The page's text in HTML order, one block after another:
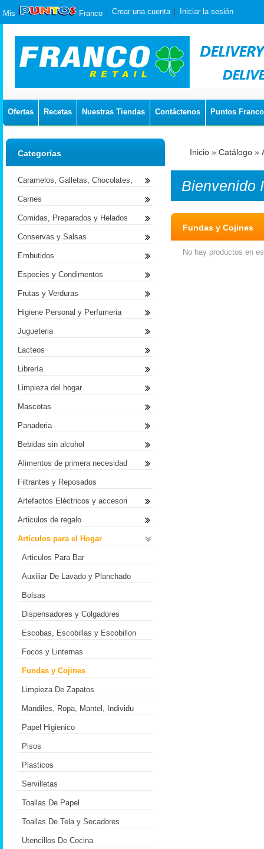
Mis Franco Crear una cuenta Iniciar la sesión
Ofertas Recetas Nuestras Tiendas Contáctenos Puntos Franco
Inicio » Catálogo »
Bienvenido
Fundas y Cojines
No hay productos en
Categorías
Caramelos, Galletas, Chocolates,
Carnes
Comidas, Preparados y Helados
Conservas y Salsas
Embutidos
Especies y Condimentos
Frutas y Verduras
Higiene Personal y Perfumeria
Jugueteria
Lacteos
Librería
Limpieza del hogar
Mascotas
Panaderia
Bebidas sin alcohol
Alimentos de primera necesidad
Filtrantes y Reposados
Artefactos Eléctricos y accesori
Articulos de regalo
Artículos para el Hogar
Articulos Para Bar
Auxiliar De Lavado y Planchado
Bolsas
Dispensadores y Colgadores
Escobas, Escobillas y Escobillon
Focos y Linternas
Fundas y Cojines
Limpieza De Zapatos
Mandiles, Ropa, Mantel, Individu
Papel Higienico
Pisos
Plasticos
Servilletas
Toallas De Papel
Toallas De Tela y Secadores
Utencillos De Cocina